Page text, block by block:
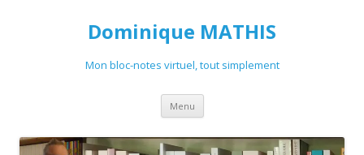
Dominique MATHIS
Mon bloc-notes virtuel, tout simplement
Menu Aller
contenu